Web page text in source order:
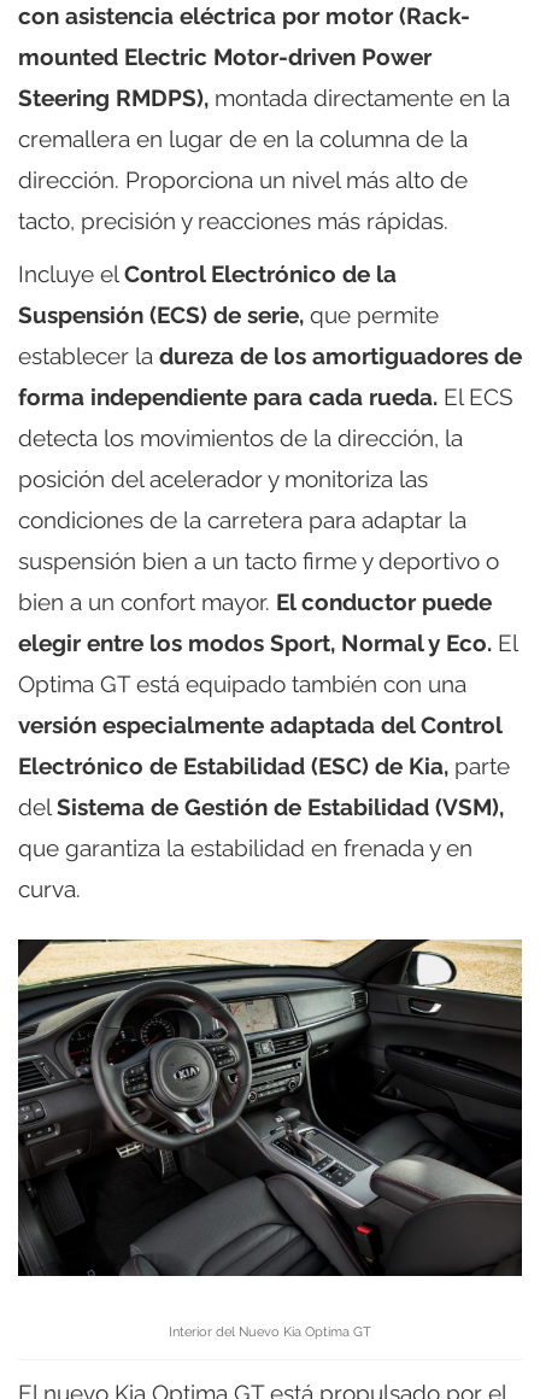
con asistencia eléctrica por motor (Rack-
mounted Electric Motor-driven Power
Steering RMDPS), montada directamente en la
cremallera en lugar de en la columna de la
dirección. Proporciona un nivel más alto de
tacto, precisión y reacciones más rápidas.
Incluye elControl Electrónico de la
Suspensión (ECS) de serie, que permite
establecer la dureza de los amortiguadores de
forma independiente para cada rueda. El ECS
detecta los movimientos de la dirección, la
posición del acelerador y monitoriza las
condiciones de la carretera para adaptar la
suspensión bien a un tacto firme y deportivo o
bien a un confort mayor. El conductor puede
elegir entre los modos Sport, Normal y Eco. El
Optima GT está equipado también con una
versión especialmente adaptada del Control
Electrónico de Estabilidad (ESC) de Kia, parte
delSistema de Gestión de Estabilidad (VSM),
que garantiza la estabilidad en frenada y en
curva.
Interior del Nuevo Kia Optima GT
El nuevo Kia Optima GT está propulsado por el